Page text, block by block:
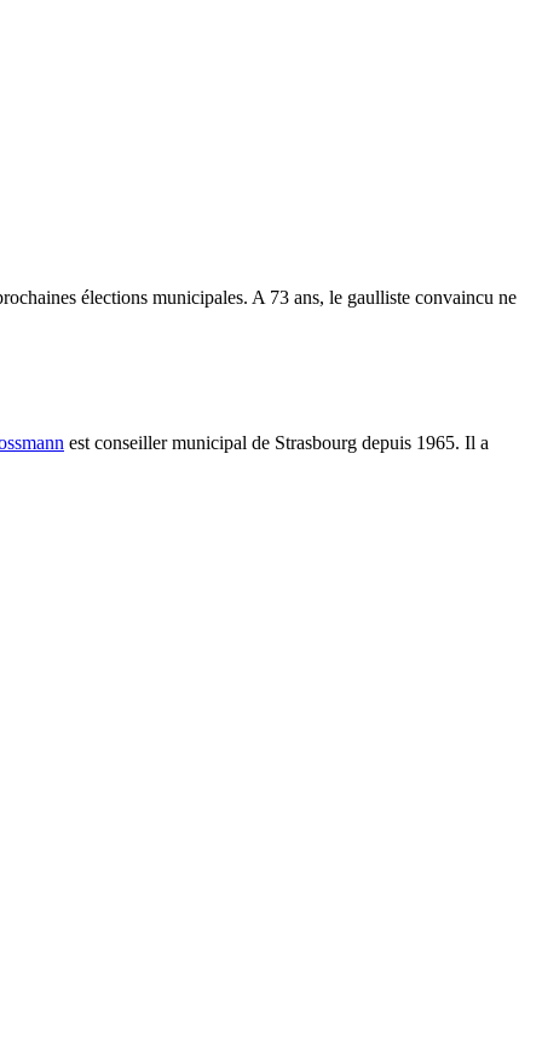
élections municipales. A 73 ans, le gaulliste convaincu ne
est conseiller municipal de Strasbourg depuis 1965. Il a